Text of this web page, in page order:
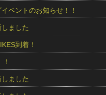
ベントのお知らせ！！
ました
到着！
ました